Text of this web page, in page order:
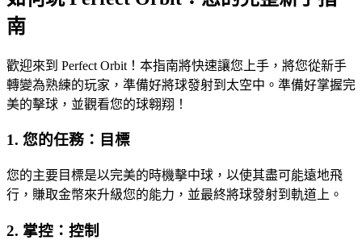
南
歡迎來到 Perfect Orbit！本指南將快速讓您上手，將您從新手
轉變為熟練的玩家，準備好將球發射到太空中。準備好掌握完
美的擊球，並觀看您的球翱翔！
1. 您的任務：目標
您的主要目標是以完美的時機擊中球，以使其盡可能遠地飛
行，賺取金幣來升級您的能力，並最終將球發射到軌道上。
2. 掌控：控制